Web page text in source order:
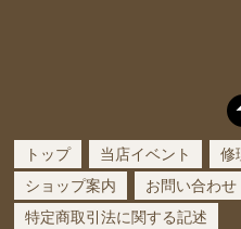
トップ 当店イベント 修
ショップ案内
お問い合わせ
特定商取引法に関する記述